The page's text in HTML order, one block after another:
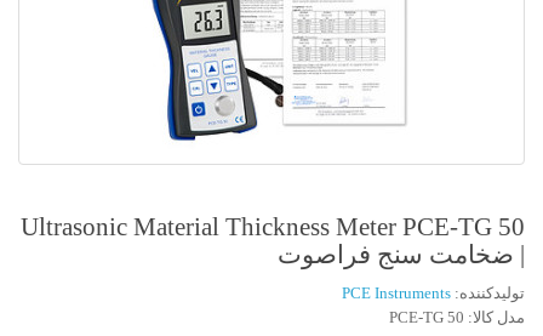
Ultrasonic Material Thickness Meter PCE-TG 50
| ضخامت سنج فراصوت
تولیدکننده:PCE Instruments
مدل کالا: PCE-TG 50